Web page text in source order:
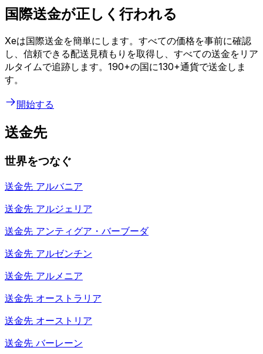
国際送金が正しく行われる
Xeは国際送金を簡単にします。すべての価格を事前に確認
し、信頼できる配送見積もりを取得し、すべての送金をリア
ルタイムで追跡します。190+の国に130+通貨で送金しま
す。
開始する
送金先
世界をつなぐ
送金先 アルバニア
送金先 アルジェリア
送金先 アンティグア・バーブーダ
送金先 アルゼンチン
送金先 アルメニア
送金先 オーストラリア
送金先 オーストリア
送金先 バーレーン